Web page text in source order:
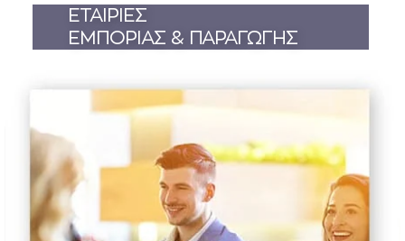
ΕΤΑΙΡΙΕΣ
ΕΜΠΟΡΙΑΣ & ΠΑΡΑΓΩΓΗΣ